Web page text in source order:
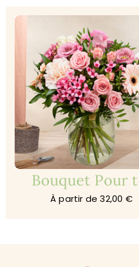
Bouquet Pour
À partir de 32,00 €